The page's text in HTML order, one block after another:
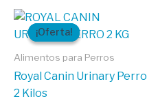
¡Oferta!
¡Oferta!
Alimentos para Perros
Royal Canin Urinary Perro
2 Kilos
El
precio
original
$48,45.
El
actual
es:
$44,55.